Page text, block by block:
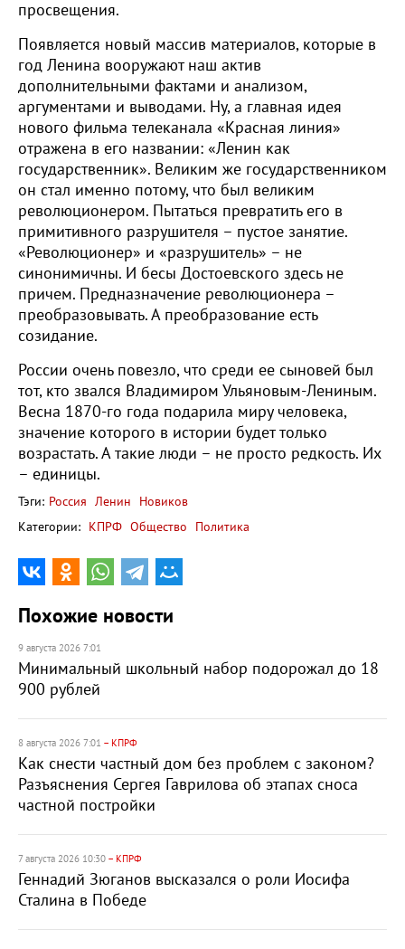
просвещения.
Появляется новый массив материалов, которые в
год Ленина вооружают наш актив
дополнительными фактами и анализом,
аргументами и выводами. Ну, а главная идея
нового фильма телеканала «Красная линия»
отражена в его названии: «Ленин как
государственник». Великим же государственником
он стал именно потому, что был великим
революционером. Пытаться превратить его в
примитивного разрушителя – пустое занятие.
«Революционер» и «разрушитель» – не
синонимичны. И бесы Достоевского здесь не
причем. Предназначение революционера –
преобразовывать. А преобразование есть
созидание.
России очень повезло, что среди ее сыновей был
тот, кто звался Владимиром Ульяновым-Лениным.
Весна 1870-го года подарила миру человека,
значение которого в истории будет только
возрастать. А такие люди – не просто редкость. Их
– единицы.
Тэги: Россия Ленин
Новиков
Категории: КПРФ Общество Политика
Похожие новости
9 августа 2026 7:01
Минимальный школьный набор подорожал до 18
900 рублей
8 августа 2026 7:01 – КПРФ
Как снести частный дом без проблем с законом?
Разъяснения Сергея Гаврилова об этапах сноса
частной постройки
7 августа 2026 10:30 – КПРФ
Геннадий Зюганов высказался о роли Иосифа
Сталина в Победе